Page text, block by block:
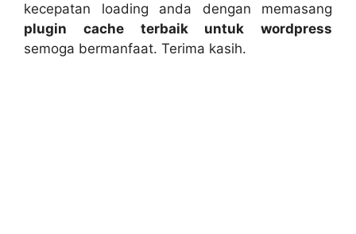
kecepatan loading anda dengan memasang
plugin cache terbaik untuk wordpress
semoga bermanfaat. Terima kasih.